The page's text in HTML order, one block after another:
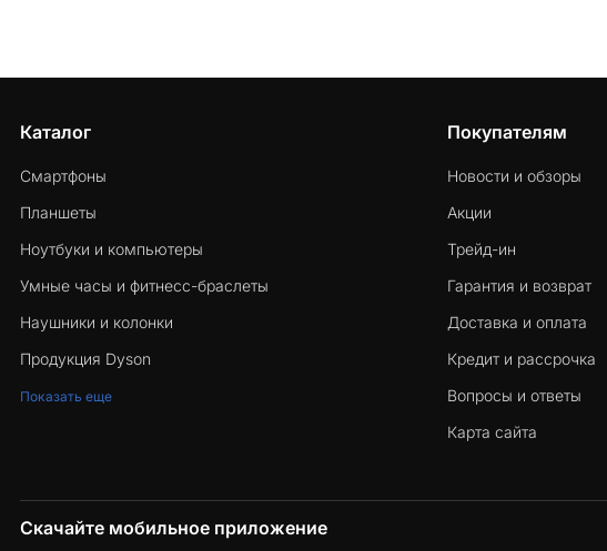
Каталог
Смартфоны
Планшеты
Ноутбуки и компьютеры
Умные часы и фитнесс-браслеты
Наушники и колонки
Продукция Dyson
Показать еще
Покупателям
Новости и обзоры
Акции
Трейд-ин
Гарантия и возврат
Доставка и оплата
Кредит и рассрочка
Вопросы и ответы
Карта сайта
Скачайте мобильное приложение